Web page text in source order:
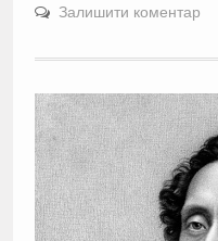
Залишити коментар